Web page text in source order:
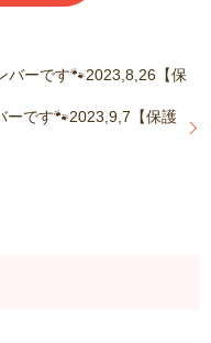
バーです🐾2023,8,26【保
ーです🐾2023,9,7【保護